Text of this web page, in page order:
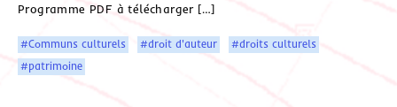
Programme PDF à télécharger […]
#Communs culturels #droit d'auteur
#droits culturels
#patrimoine